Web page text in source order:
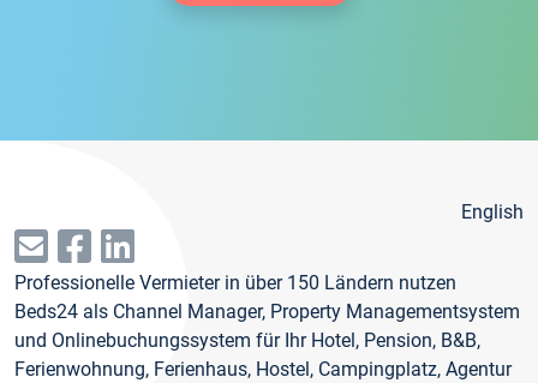
English
Professionelle Vermieter in über 150 Ländern nutzen
Beds24 als Channel Manager, Property Managementsystem
und Onlinebuchungssystem für Ihr Hotel, Pension, B&B,
Ferienwohnung, Ferienhaus, Hostel, Campingplatz, Agentur